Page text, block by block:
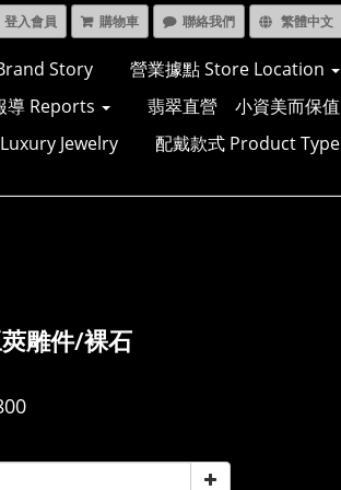
登入會員 購物車 聯絡我們 繁體中文
Story
營業據點 Store Location
導 Reports
翡翠直營 小資美而保值
Jewelry
配戴款式 Product Type
雕件/裸石